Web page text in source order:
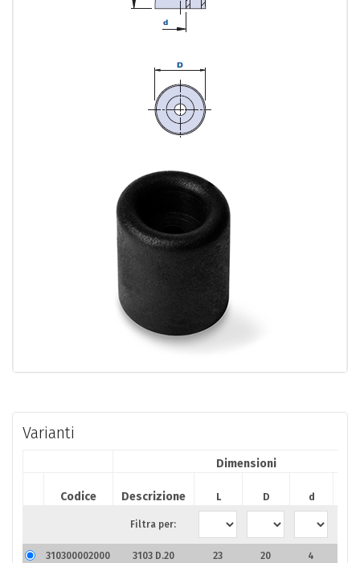
Varianti
Dimensioni
Codice Descrizione L D d
Filtra per:
310300002000 3103 D.20 23 20 4